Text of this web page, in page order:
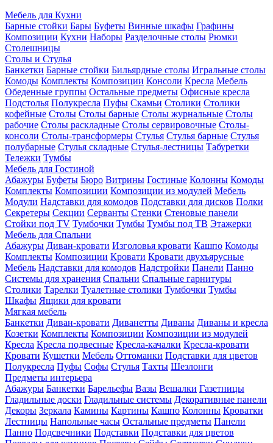
Мебель для Кухни
Барные стойки Бары Буфеты Винные шкафы Графины
Композиции Кухни Наборы Разделочные столы Рюмки
Столешницы
Столы и Стулья
Банкетки Барные стойки Бильярдные столы Игральные столы
Комоды Комплекты Композиции Консоли Кресла Мебель
Обеденные группы Остальные предметы Офисные кресла
Подстолья Полукресла Пуфы Скамьи Столики Столики
кофейные Столы Столы барные Столы журнальные Столы
рабочие Столы раскладные Столы сервировочные Столы-
консоли Столы-трансформеры Стулья Стулья барные Стулья
полубарные Стулья складные Стулья-лестницы Табуретки
Тележки Тумбы
Мебель для Гостиной
Абажуры Буфеты Бюро Витрины Гостиные Колонны Комоды
Комплекты Композиции Композиции из модулей Мебель
Модули Надставки для комодов Подставки для дисков Полки
Секретеры Секции Серванты Стенки Стеновые панели
Стойки под TV Тумбочки Тумбы Тумбы под ТВ Этажерки
Мебель для Спальни
Абажуры Диван-кровати Изголовья кровати Кашпо Комоды
Комплекты Композиции Кровати Кровати двухъярусные
Мебель Надставки для комодов Надстройки Панели Панно
Системы для хранения Спальни Спальные гарнитуры
Столики Тарелки Туалетные столики Тумбочки Тумбы
Шкафы Ящики для кровати
Мягкая мебель
Банкетки Диван-кровати Диванетты Диваны Диваны и кресла
Козетки Комплекты Композиции Композиции из модулей
Кресла Кресла подвесные Кресла-качалки Кресла-кровати
Кровати Кушетки Мебель Оттоманки Подставки для цветов
Полукресла Пуфы Софы Стулья Тахты Шезлонги
Предметы интерьера
Абажуры Банкетки Барельефы Вазы Вешалки Газетницы
Гладильные доски Гладильные системы Декоративные панели
Декоры Зеркала Камины Картины Кашпо Колонны Кроватки
Лестницы Напольные часы Остальные предметы Панели
Панно Подсвечники Подставки Подставки для цветов